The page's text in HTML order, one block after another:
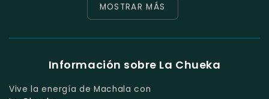
MOSTRAR MÁS
Información sobre La Chueka
Vive la energía de Machala con